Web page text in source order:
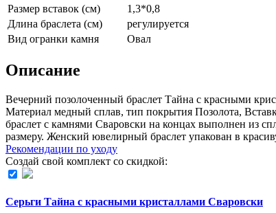
Размер вставок (см)
1,3*0,8
Длина браслета (см)
регулируется
Вид огранки камня
Овал
Описание
Вечерний позолоченный браслет Тайна с красными
Материал медный сплав, тип покрытия Позолота,
браслет с камнями Сваровски на концах выполнен из
размеру. Женский ювелирный браслет упакован в
Рекомендации по уходу
Создай свой комплект со скидкой:
Серьги Тайна с красными кристаллами Сваровски